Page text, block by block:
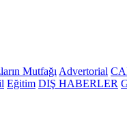
Mutfağı Advertorial
Eğitim DIŞ HABERLER